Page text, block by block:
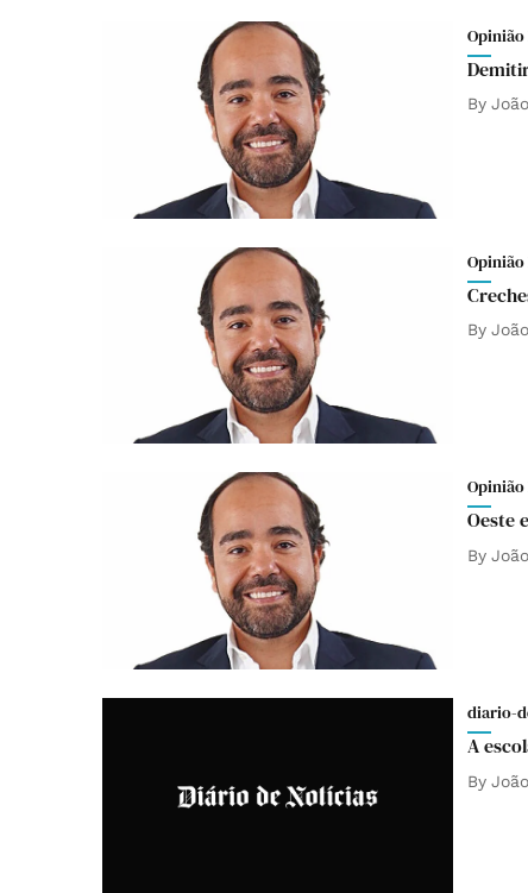
Opinião
By
Opinião
By
Opinião
Oeste
By
diario-
A
By